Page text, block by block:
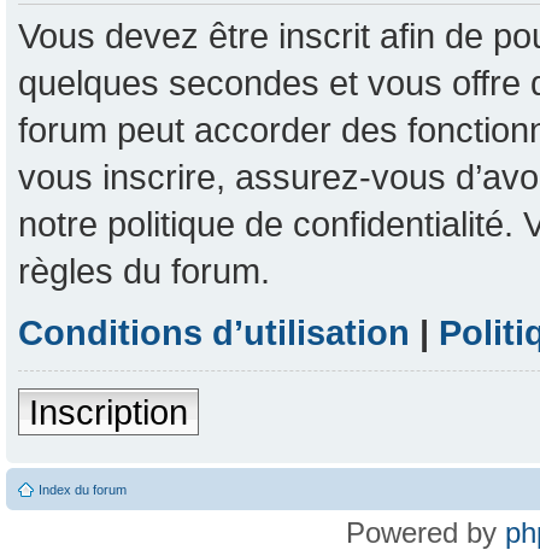
Vous devez être inscrit afin de
quelques secondes et vous offre
forum peut accorder des
vous inscrire, assurez-vous
notre politique de confidentialité.
règles du forum.
Conditions d’utilisation |
Inscription
Index du forum
Powered by